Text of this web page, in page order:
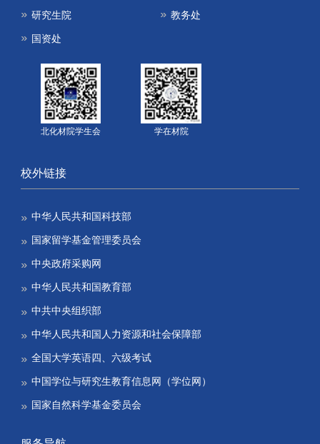
研究生院 教务处
国资处
北化材院学生会 学在材院
校外链接
中华人民共和国科技部
国家留学基金管理委员会
中央政府采购网
中华人民共和国教育部
中共中央组织部
中华人民共和国人力资源和社会保障部
全国大学英语四、六级考试
中国学位与研究生教育信息网（学位网）
国家自然科学基金委员会